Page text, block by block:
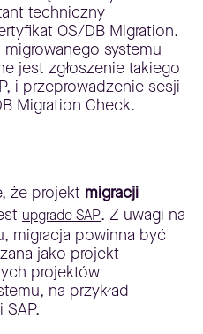
techniczny
OS/DB Migration.
systemu
jest zgłoszenie takiego
i przeprowadzenie sesji
Migration Check.
że projekt migracji
upgrade SAP. Z uwagi na
migracja powinna być
jako projekt
projektów
na przykład
SAP.